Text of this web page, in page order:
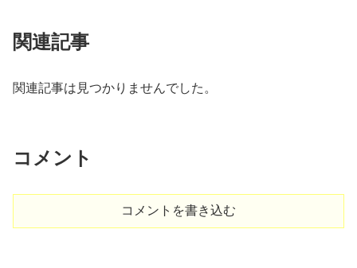
関連記事
関連記事は見つかりませんでした。
コメント
コメントを書き込む